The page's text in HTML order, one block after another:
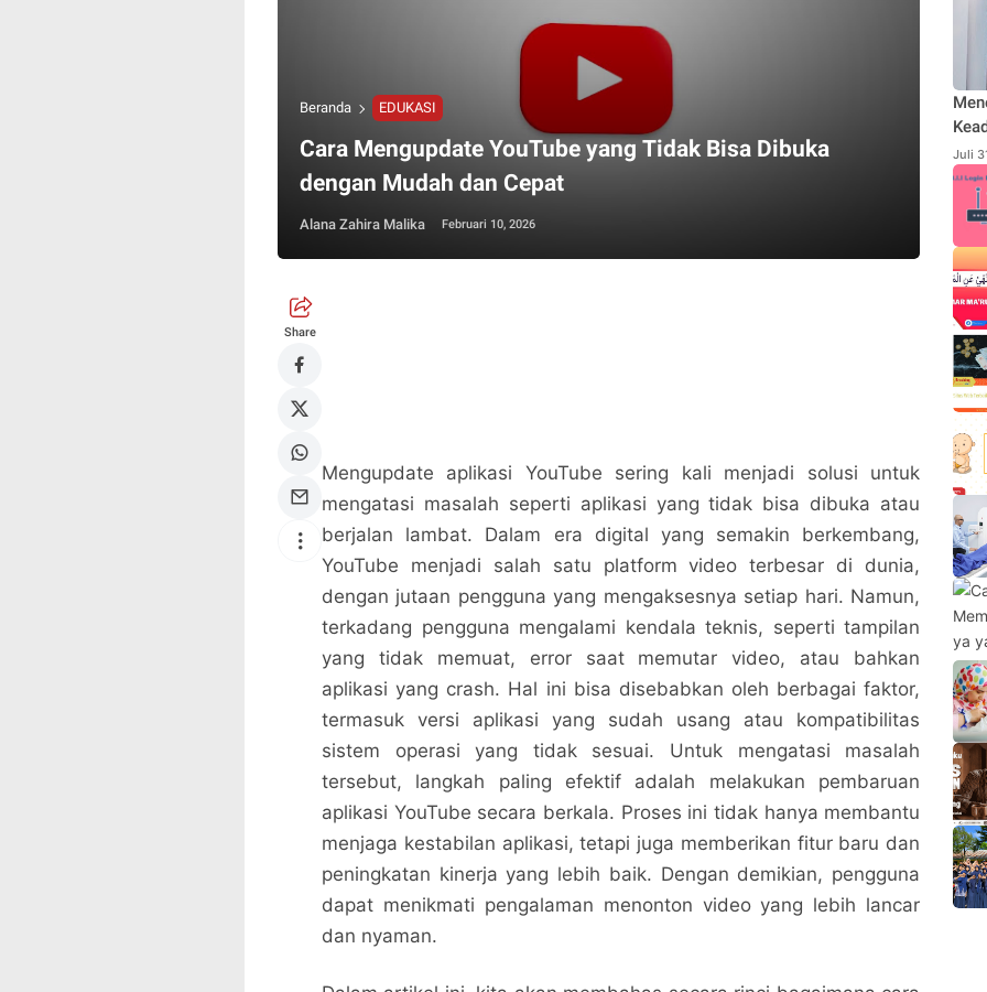
Beranda EDUKASI
Cara Mengupdate YouTube yang Tidak Bisa Dibuka
dengan Mudah dan Cepat
Alana Zahira Malika Februari 10, 2026
Share
Mengupdate aplikasi YouTube sering kali menjadi solusi untuk
mengatasi masalah seperti aplikasi yang tidak bisa dibuka atau
berjalan lambat. Dalam era digital yang semakin berkembang,
YouTube menjadi salah satu platform video terbesar di dunia,
dengan jutaan pengguna yang mengaksesnya setiap hari. Namun,
terkadang pengguna mengalami kendala teknis, seperti tampilan
yang tidak memuat, error saat memutar video, atau bahkan
aplikasi yang crash. Hal ini bisa disebabkan oleh berbagai faktor,
termasuk versi aplikasi yang sudah usang atau kompatibilitas
sistem operasi yang tidak sesuai. Untuk mengatasi masalah
tersebut, langkah paling efektif adalah melakukan pembaruan
aplikasi YouTube secara berkala. Proses ini tidak hanya membantu
menjaga kestabilan aplikasi, tetapi juga memberikan fitur baru dan
peningkatan kinerja yang lebih baik. Dengan demikian, pengguna
dapat menikmati pengalaman menonton video yang lebih lancar
dan nyaman.
Juli